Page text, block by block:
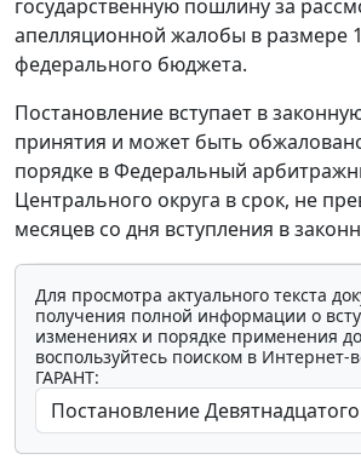
государственную пошлину за
апелляционной жалобы в размере
федерального бюджета.
Постановление вступает в
принятия и может быть
порядке в Федеральный
Центрального округа в срок, не
месяцев со дня вступления в
Для просмотра актуального текста
получения полной информации о
изменениях и порядке применения
воспользуйтесь поиском в Интернет-
ГАРАНТ: